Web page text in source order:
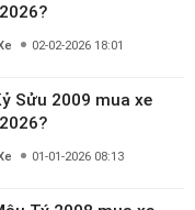
02-02-2026 18:01
Sửu 2009 mua xe
01-01-2026 08:13